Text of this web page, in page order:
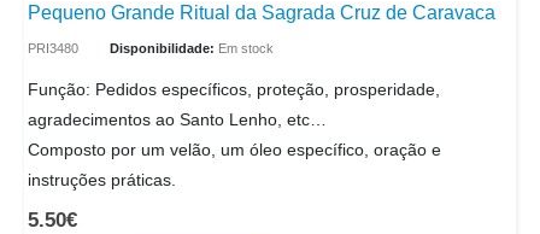
Pequeno Grande Ritual da Sagrada Cruz de Caravaca
PRI3480 Disponibilidade: Em stock
Função: Pedidos específicos, proteção, prosperidade,
agradecimentos ao Santo Lenho, etc…
Composto por um velão, um óleo específico, oração e
instruções práticas.
5.50€